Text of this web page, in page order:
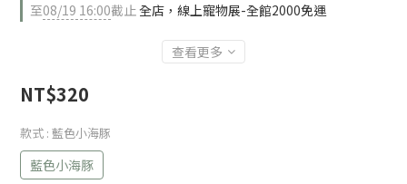
至08/19 16:00截止全店，線上寵物展-全館2000免運
查看更多
NT$320
款式 : 藍色小海豚
藍色小海豚